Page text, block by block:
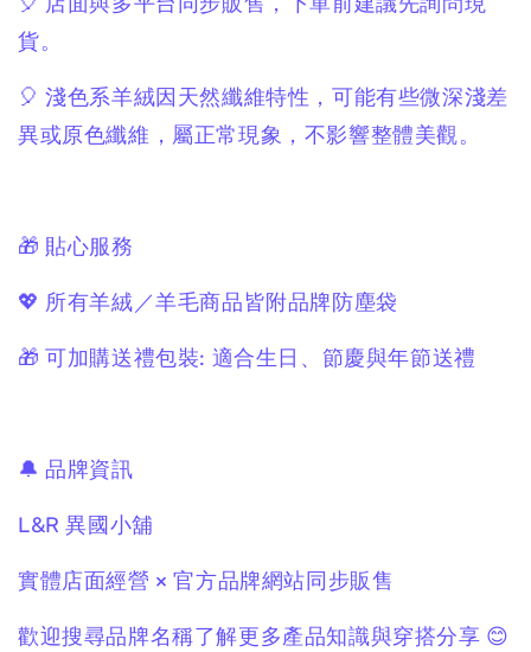
貨。
🎈 淺色系羊絨因天然纖維特性，可能有些微深淺差
異或原色纖維，屬正常現象，不影響整體美觀。
🎁 貼心服務
💖 所有羊絨／羊毛商品皆附品牌防塵袋
🎁 可加購送禮包裝: 適合生日、節慶與年節送禮
🔔 品牌資訊
L&R 異國小舖
實體店面經營 × 官方品牌網站同步販售
歡迎搜尋品牌名稱了解更多產品知識與穿搭分享 😊